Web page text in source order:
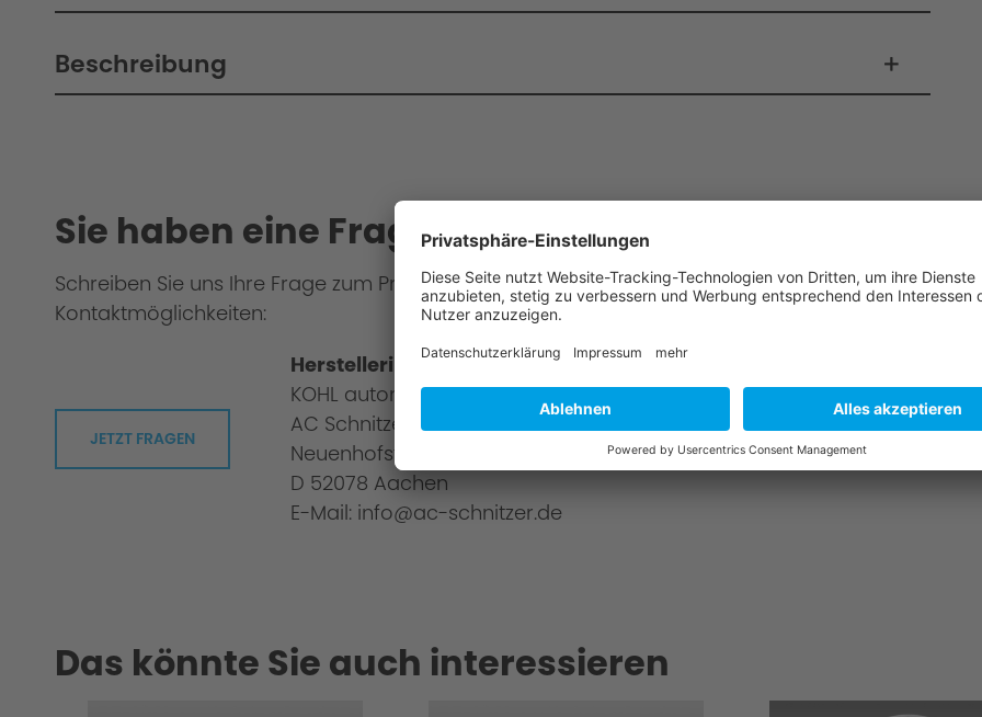
Beschreibung
Sie haben eine Frage?
Schreiben Sie uns Ihre Frage zum Produkt oder zur Produktsicherheit über nachfolgende
Kontaktmöglichkeiten:
JETZT FRAGEN
Herstellerinformationen
KOHL automobile GmbH
AC Schnitzer
Neuenhofstraße 160
D 52078 Aachen
E-Mail: info@ac-schnitzer.de
Das könnte Sie auch interessieren